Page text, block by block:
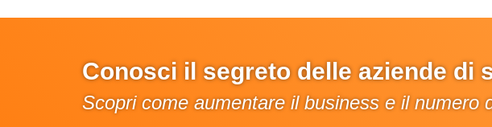
Conosci il segreto delle aziende di
Scopri come aumentare il business e il numero